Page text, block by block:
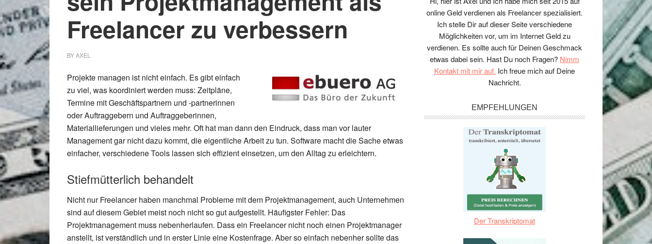
Freelancer zu verbessern
BYAXEL
Projekte managen ist nicht einfach. Es gibt einfach
zu viel, was koordiniert werden muss: Zeitpläne,
Termine mit Geschäftspartnern und -partnerinnen
oder Auftraggebern und Auftraggeberinnen,
Materiallieferungen und vieles mehr. Oft hat man dann den Eindruck, dass man vor lauter
Management gar nicht dazu kommt, die eigentliche Arbeit zu tun. Software macht die Sache etwas
einfacher, verschiedene Tools lassen sich effizient einsetzen, um den Alltag zu erleichtern.
Stiefmütterlich behandelt
Nicht nur Freelancer haben manchmal Probleme mit dem Projektmanagement, auch Unternehmen
sind auf diesem Gebiet meist noch nicht so gut aufgestellt. Häufigster Fehler: Das
Projektmanagement muss nebenherlaufen. Dass ein Freelancer nicht noch einen Projektmanager
anstellt, ist verständlich und in erster Linie eine Kostenfrage. Aber so einfach nebenher sollte das
online Geld verdienen als Freelancer spezialisiert.
Ich stelle Dir auf dieser Seite verschiedene
Möglichkeiten vor, um im Internet Geld zu
verdienen. Es sollte auch für Deinen Geschmack
etwas dabei sein. Hast Du noch Fragen? Nimm
Kontakt mit mir auf. Ich freue mich auf Deine
Nachricht.
EMPFEHLUNGEN
Der Transkriptomat